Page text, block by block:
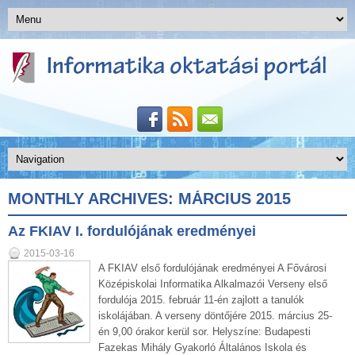
MONTHLY ARCHIVES: MÁRCIUS 2015
Az FKIAV I. fordulójának eredményei
2015-03-16
A FKIAV első fordulójának eredményei A Fővárosi
Középiskolai Informatika Alkalmazói Verseny első
fordulója 2015. február 11-én zajlott a tanulók
iskolájában. A verseny döntőjére 2015. március 25-
én 9,00 órakor kerül sor. Helyszíne: Budapesti
Fazekas Mihály Gyakorló Általános Iskola és